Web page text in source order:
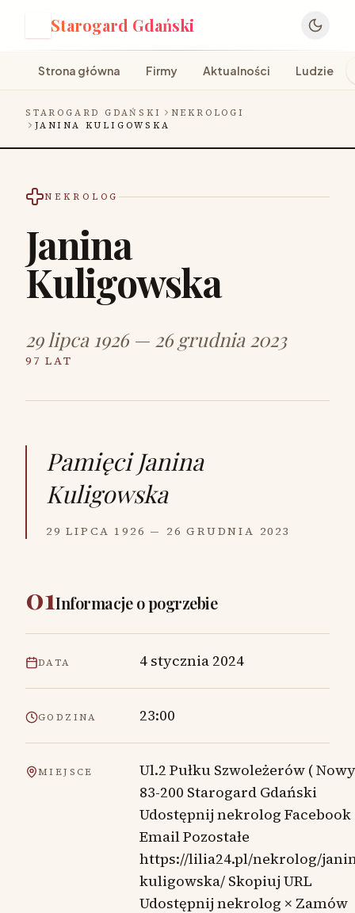
Starogard Gdański
Strona główna Firmy Aktualności Ludzie
STAROGARD GDAŃSKI
NEKROLOGI
JANINA KULIGOWSKA
NEKROLOG
Janina
Kuligowska
29 lipca 1926 — 26 grudnia 2023
97 LAT
Pamięci Janina
Kuligowska
29 LIPCA 1926 — 26 GRUDNIA 2023
01Informacje o pogrzebie
DATA 4 stycznia 2024
GODZINA 23:00
MIEJSCE
Ul.2 Pułku Szwoleżerów (
83-200 Starogard Gdański
Udostępnij nekrolog Facebook
Email Pozostałe
https://lilia24.pl/nekrolog/
kuligowska/ Skopiuj URL
Udostępnij nekrolog × Zamów